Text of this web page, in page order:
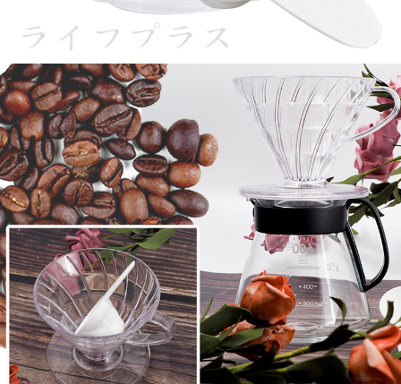
５．嚴禁一人註冊多個帳號或使用他人資訊註冊。若發現惡意使用之情形，
恩沛科技股份有限公司將有權停止該用戶之使用額度並採取法律行動。